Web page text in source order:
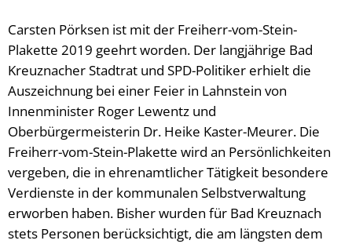
Carsten Pörksen ist mit der Freiherr-vom-Stein-
Plakette 2019 geehrt worden. Der langjährige Bad
Kreuznacher Stadtrat und SPD-Politiker erhielt die
Auszeichnung bei einer Feier in Lahnstein von
Innenminister Roger Lewentz und
Oberbürgermeisterin Dr. Heike Kaster-Meurer. Die
Freiherr-vom-Stein-Plakette wird an Persönlichkeiten
vergeben, die in ehrenamtlicher Tätigkeit besondere
Verdienste in der kommunalen Selbstverwaltung
erworben haben. Bisher wurden für Bad Kreuznach
stets Personen berücksichtigt, die am längsten dem